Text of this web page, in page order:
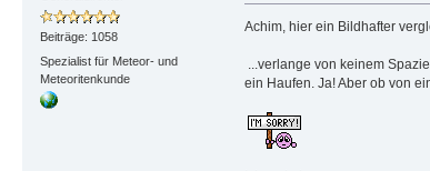
Beiträge: 1058
Spezialist für Meteor- und
Meteoritenkunde
Achim, hier ein Bildhafter
...verlange von keinem
ein Haufen. Ja! Aber ob von